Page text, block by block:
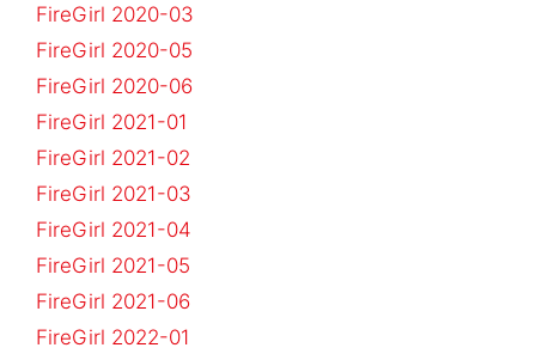
FireGirl 2020-03
FireGirl 2020-05
FireGirl 2020-06
FireGirl 2021-01
FireGirl 2021-02
FireGirl 2021-03
FireGirl 2021-04
FireGirl 2021-05
FireGirl 2021-06
FireGirl 2022-01